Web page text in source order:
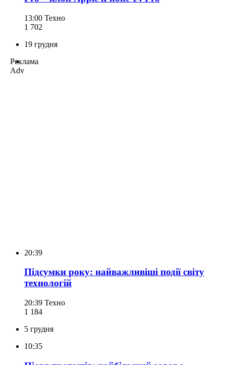
13:00 Техно
1 702
19 грудня
Реклама
Adv
20:39
Підсумки року: найважливіші події світу
технологій
20:39 Техно
1 184
5 грудня
10:35